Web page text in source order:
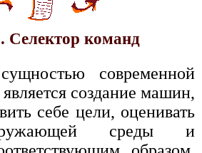
Селектор команд
современной
создание машин,
себе цели, оценивать
среды и